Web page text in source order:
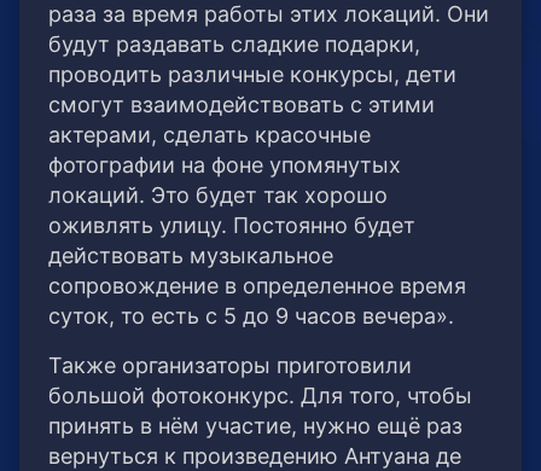
раза за время работы этих локаций. Они
будут раздавать сладкие подарки,
проводить различные конкурсы, дети
смогут взаимодействовать с этими
актерами, сделать красочные
фотографии на фоне упомянутых
локаций. Это будет так хорошо
оживлять улицу. Постоянно будет
действовать музыкальное
сопровождение в определенное время
суток, то есть с 5 до 9 часов вечера».
Также организаторы приготовили
большой фотоконкурс. Для того, чтобы
принять в нём участие, нужно ещё раз
вернуться к произведению Антуана де